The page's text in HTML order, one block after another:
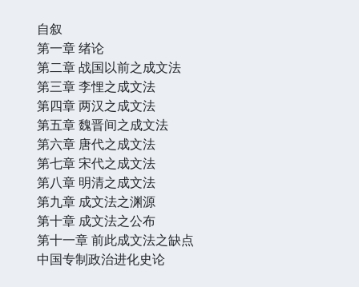
自叙
第一章 绪论
第二章 战国以前之成文法
第三章 李悝之成文法
第四章 两汉之成文法
第五章 魏晋间之成文法
第六章 唐代之成文法
第七章 宋代之成文法
第八章 明清之成文法
第九章 成文法之渊源
第十章 成文法之公布
第十一章 前此成文法之缺点
中国专制政治进化史论